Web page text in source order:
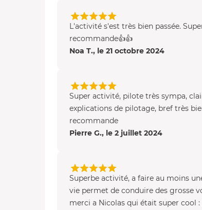
L'activité s'est très bien passée.
recommande👍👍
Noa T., le 21 octobre 2024
Super activité, pilote très sympa,
explications de pilotage, bref très
recommande
Pierre G., le 2 juillet 2024
Superbe activité, a faire au moins
vie permet de conduire des grosse
merci a Nicolas qui était super cool :